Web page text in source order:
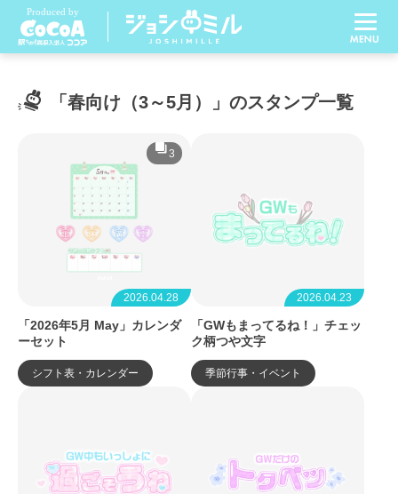
「春向け（3～5月）」のスタンプ一覧
3
2026.04.28
「2026年5月 May」カレンダ
ーセット
シフト表・カレンダー
2026.04.23
「GWもまってるね！」チェッ
ク柄つや文字
季節行事・イベント